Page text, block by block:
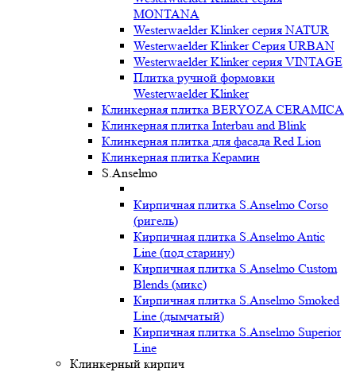
MONTANA
Westerwaelder Klinker серия NATUR
Westerwaelder Klinker Серия URBAN
Westerwaelder Klinker серия VINTAGE
Плитка ручной формовки
Westerwaelder Klinker
Клинкерная плитка BERYOZA CERAMICA
Клинкерная плитка Interbau and Blink
Клинкерная плитка для фасада Red Lion
Клинкерная плитка Керамин
S.Anselmo
Кирпичная плитка S.Anselmo Corso
(ригель)
Кирпичная плитка S.Anselmo Antic
Line (под старину)
Кирпичная плитка S.Anselmo Custom
Blends (микс)
Кирпичная плитка S.Anselmo Smoked
Line (дымчатый)
Кирпичная плитка S.Anselmo Superior
Line
Клинкерный кирпич